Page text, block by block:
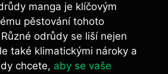
manga je klíčovým
pěstování tohoto
odrůdy se liší nejen
také klimatickými nároky a
chcete, aby se vaše